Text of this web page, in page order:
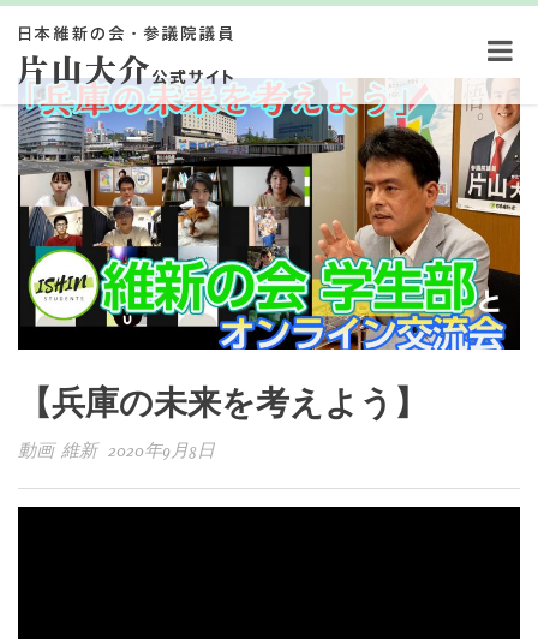
【兵庫の未来を考えよう】
動画 維新 2020年9月8日